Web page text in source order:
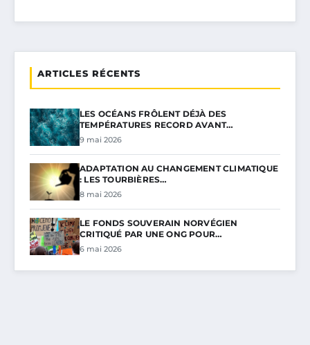
ARTICLES RÉCENTS
LES OCÉANS FRÔLENT DÉJÀ DES
TEMPÉRATURES RECORD AVANT…
9 mai 2026
ADAPTATION AU CHANGEMENT CLIMATIQUE
: LES TOURBIÈRES…
8 mai 2026
LE FONDS SOUVERAIN NORVÉGIEN
CRITIQUÉ PAR UNE ONG POUR…
6 mai 2026